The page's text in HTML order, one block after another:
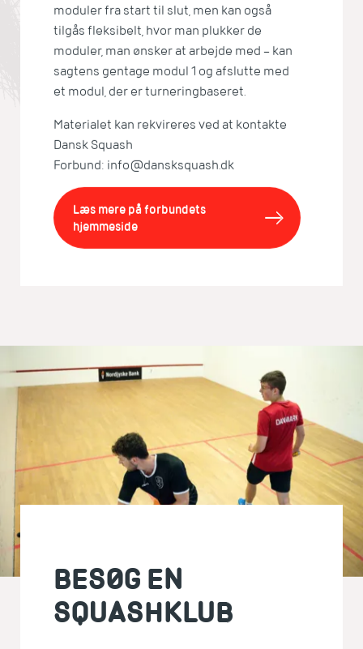
moduler fra start til slut, men kan også
tilgås fleksibelt, hvor man plukker de
moduler, man ønsker at arbejde med – kan
sagtens gentage modul 1 og afslutte med
et modul, der er turneringbaseret.
Materialet kan rekvireres ved at kontakte
Dansk Squash
Forbund: info@dansksquash.dk
Læs mere på forbundets
hjemmeside
BESØG EN
SQUASHKLUB